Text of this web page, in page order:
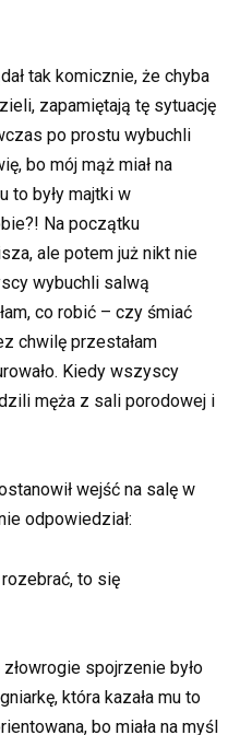
tak komicznie, że chyba
zapamiętają tę sytuację
po prostu wybuchli
bo mój mąż miał na
to były majtki w
Na początku
ale potem już nikt nie
wybuchli salwą
co robić – czy śmiać
chwilę przestałam
Kiedy wszyscy
męża z sali porodowej i
wejść na salę w
odpowiedział:
to się
spojrzenie było
która kazała mu to
bo miała na myśl